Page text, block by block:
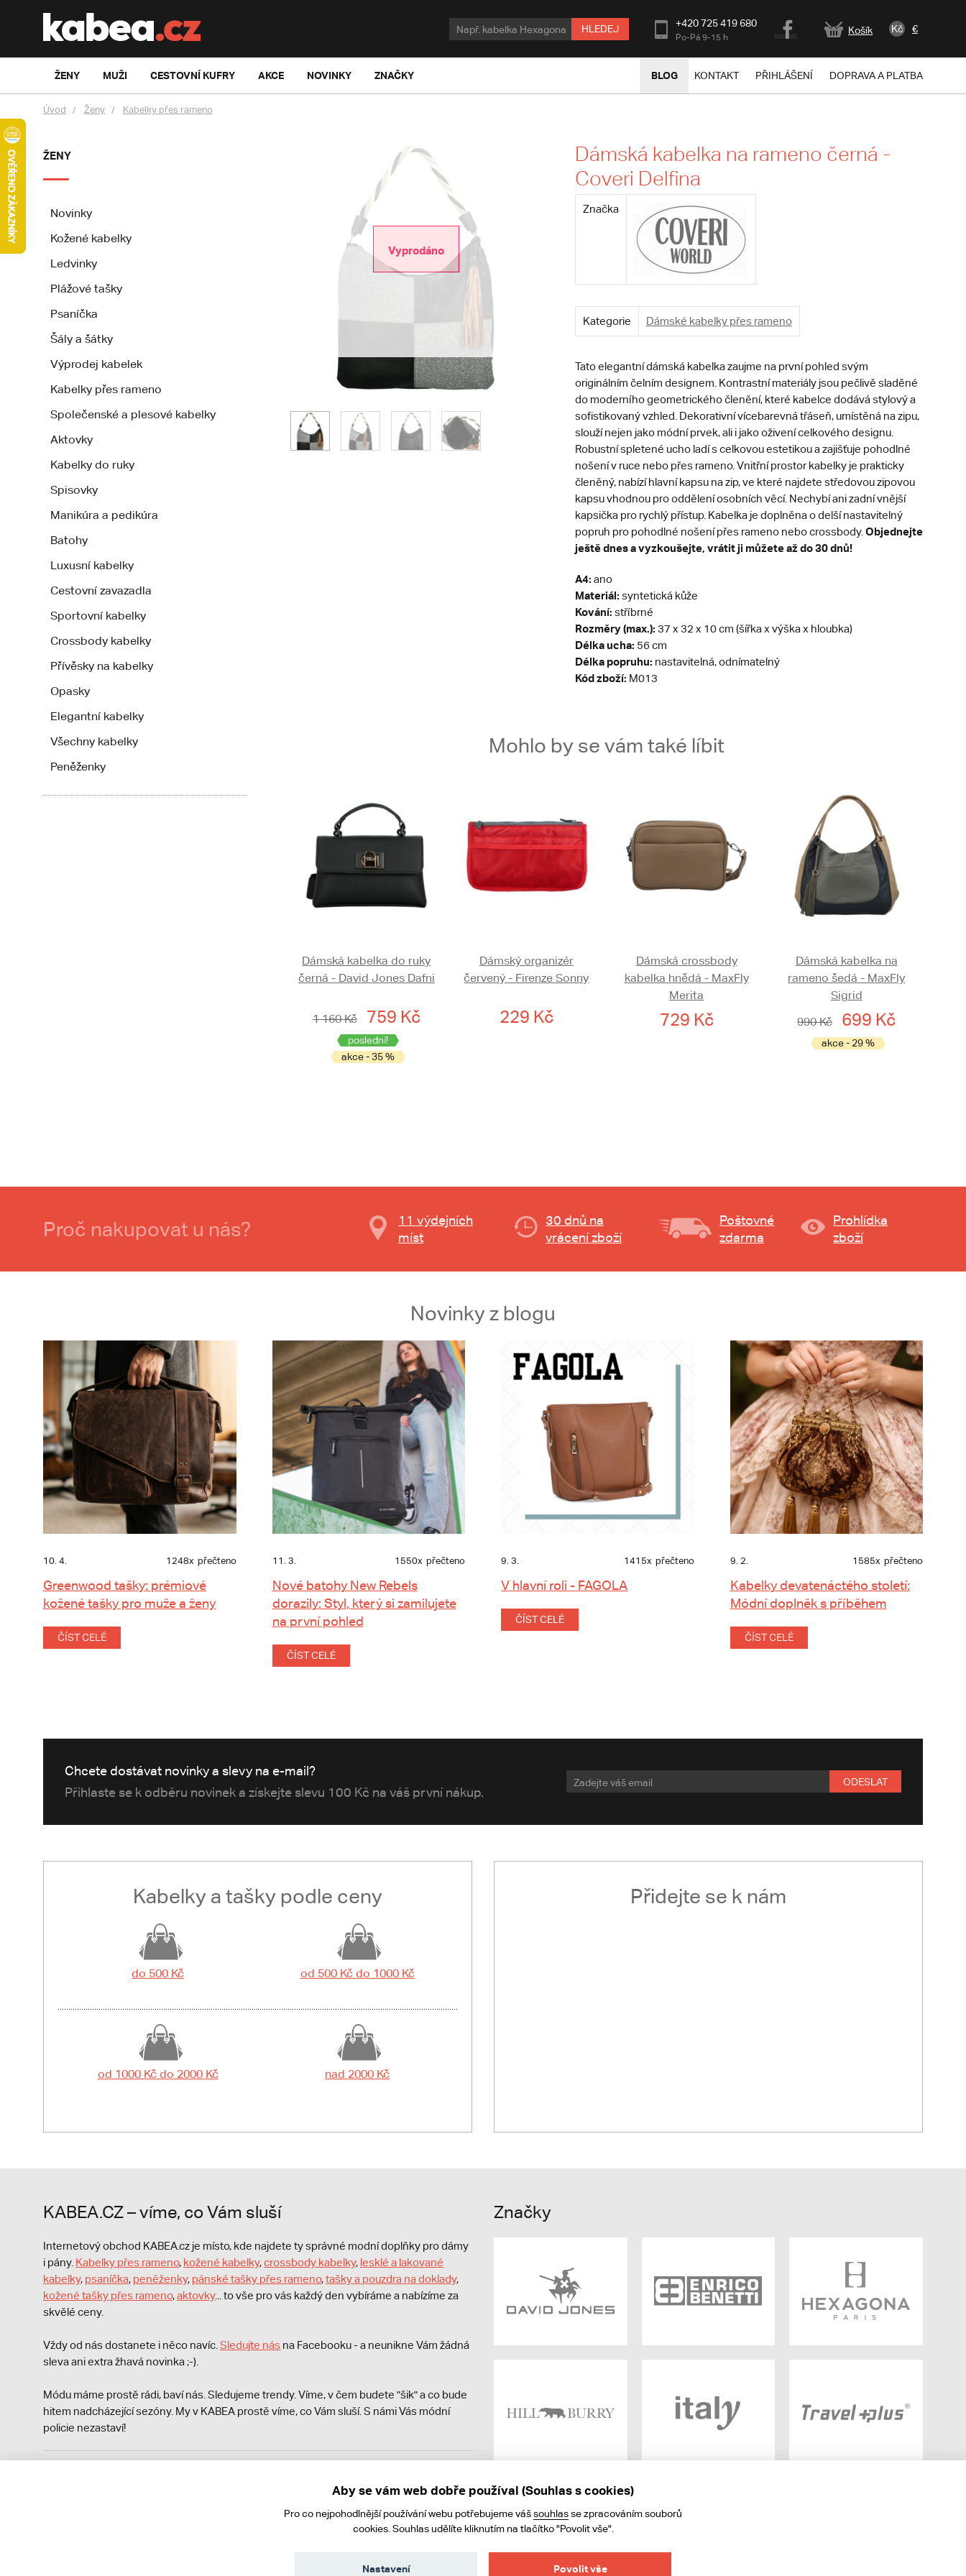
HLEDEJ +420 725 419 680
Po-Pá 9-15 h
Košík Kč €
ŽENY MUŽI CESTOVNÍ KUFRY AKCE NOVINKY ZNAČKY BLOG KONTAKT PŘIHLÁŠENÍ DOPRAVA A PLATBA
Úvod Ženy Kabelky přes rameno
ŽENY
Novinky
Kožené kabelky
Ledvinky
Plážové tašky
Psaníčka
Šály a šátky
Výprodej kabelek
Kabelky přes rameno
Společenské a plesové kabelky
Aktovky
Kabelky do ruky
Spisovky
Manikúra a pedikúra
Batohy
Luxusní kabelky
Cestovní zavazadla
Sportovní kabelky
Crossbody kabelky
Přívěsky na kabelky
Opasky
Elegantní kabelky
Všechny kabelky
Peněženky
Vyprodáno
Dámská kabelka na rameno černá -
Coveri Delfina
Značka
Kategorie Dámské kabelky přes rameno
Tato elegantní dámská kabelka zaujme na první pohled svým
originálním čelním designem. Kontrastní materiály jsou pečlivě sladěné
do moderního geometrického členění, které kabelce dodává stylový a
sofistikovaný vzhled. Dekorativní vícebarevná třáseň, umístěná na zipu,
slouží nejen jako módní prvek, ali i jako oživení celkového designu.
Robustní spletené ucho ladí s celkovou estetikou a zajišťuje pohodlné
nošení v ruce nebo přes rameno. Vnitřní prostor kabelky je prakticky
členěný, nabízí hlavní kapsu na zip, ve které najdete středovou zipovou
kapsu vhodnou pro oddělení osobních věcí. Nechybí ani zadní vnější
kapsička pro rychlý přístup. Kabelka je doplněna o delší nastavitelný
popruh pro pohodlné nošení přes rameno nebo crossbody. Objednejte
ještě dnes a vyzkoušejte, vrátit ji můžete až do 30 dnů!
A4: ano
Materiál: syntetická kůže
Kování: stříbrné
Rozměry (max.): 37 x 32 x 10 cm (šířka x výška x hloubka)
Délka ucha: 56 cm
Délka popruhu: nastavitelná, odnímatelný
Kód zboží: M013
Mohlo by se vám také líbit
Dámská kabelka do ruky
černá - David Jones Dafni
1 160 Kč 759 Kč
poslední!
akce - 35 %
Dámský organizér
červený - Firenze Sonny
229 Kč
Dámská crossbody
kabelka hnědá - MaxFly
Merita
729 Kč
Dámská kabelka na
rameno šedá - MaxFly
Sigrid
990 Kč
699 Kč
akce - 29 %
Proč nakupovat u nás?
11 výdejních
míst
30 dnů na
vrácení zboží
Poštovné
zdarma
Prohlídka
zboží
Novinky z blogu
10. 4. 1248x přečteno
Greenwood tašky: prémiové
kožené tašky pro muže a ženy
ČÍST CELÉ
11. 3. 1550x přečteno
Nové batohy New Rebels
dorazily: Styl, který si zamilujete
na první pohled
ČÍST CELÉ
9. 3. 1415x přečteno
V hlavní roli - FAGOLA
ČÍST CELÉ
9. 2. 1585x přečteno
Kabelky devatenáctého století:
Módní doplněk s příběhem
ČÍST CELÉ
Chcete dostávat novinky a slevy na e-mail?
Přihlaste se k odběru novinek a získejte slevu 100 Kč na váš první nákup.
ODESLAT
Kabelky a tašky podle ceny
do 500 Kč od 500 Kč do 1000 Kč
od 1000 Kč do 2000 Kč nad 2000 Kč
Přidejte se k nám
KABEA.CZ – víme, co Vám sluší
Internetový obchod KABEA.cz je místo, kde najdete ty správné modní doplňky pro dámy
i pány. Kabelky přes rameno, kožené kabelky,crossbody kabelky, lesklé a lakované
kabelky, psaníčka, peněženky, pánské tašky přes rameno,tašky a pouzdra na doklady,
kožené tašky přes rameno,aktovky... to vše pro vás každý den vybíráme a nabízíme za
skvělé ceny.
Vždy od nás dostanete i něco navíc. Sledujte nás na Facebooku - a neunikne Vám žádná
sleva ani extra žhavá novinka ;-).
Módu máme prostě rádi, baví nás. Sledujeme trendy. Víme, v čem budete "šik" a co bude
hitem nadcházející sezóny. My v KABEA prostě víme, co Vám sluší. S námi Vás módní
policie nezastaví!
Zároveň je povinen zaevidovat přijatou tržbu u správce daně online; v případě
Značky
Aby se vám web dobře používal (Souhlas s cookies)
Pro co nejpohodlnější používání webu potřebujeme vášsouhlasse zpracováním souborů
cookies. Souhlas udělíte kliknutím na tlačítko "Povolit vše".
Povolit vše
Nastavení